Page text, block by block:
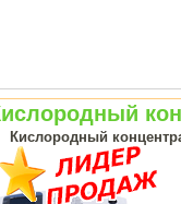
Кислородный